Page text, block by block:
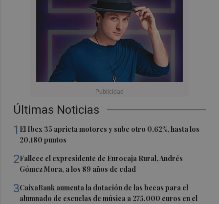
Últimas Noticias
1 El Ibex 35 aprieta motores y sube otro 0,62%, hasta los
20.180 puntos
2Fallece el expresidente de Eurocaja Rural, Andrés
Gómez Mora, a los 89 años de edad
3CaixaBank aumenta la dotación de las becas para el
alumnado de escuelas de música a 275.000 euros en el